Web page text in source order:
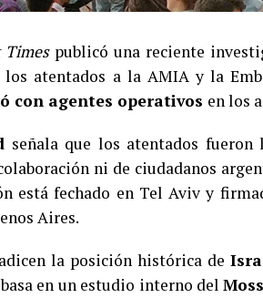
Timespublicó una reciente
atentados a la AMIA y la
con agentes operativos en los
señala que los atentados
ni de ciudadanos
está fechado en Tel Aviv y
Aires.
la posición histórica de
en un estudio interno del